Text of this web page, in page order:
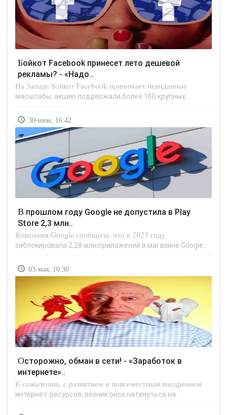
Бойкот Facebook принесет лето дешевой
рекламы? - «Надо..
На Западе бойкот Facebook принимает невиданные
масштабы: акцию поддержали более 160 крупных..
30-июн, 16:42
В прошлом году Google не допустила в Play
Store 2,3 млн..
Компания Google сообщила, что в 2023 году
заблокировала 2,28 млн приложений в магазине Google..
03-мая, 10:30
Осторожно, обман в сети! - «Заработок в
интернете»..
К сожалению, с развитием и повсеместным внедрением
интернет-ресурсов, возник риск наткнуться на..